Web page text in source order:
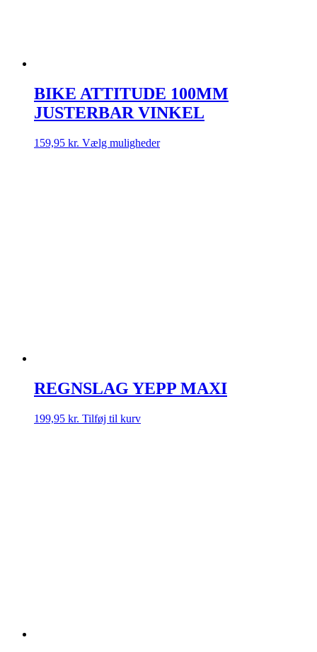
BIKE ATTITUDE 100MM
JUSTERBAR VINKEL
159,95 kr. Vælg mulighederDette
REGNSLAG YEPP MAXI
199,95 kr. Tilføj til kurv